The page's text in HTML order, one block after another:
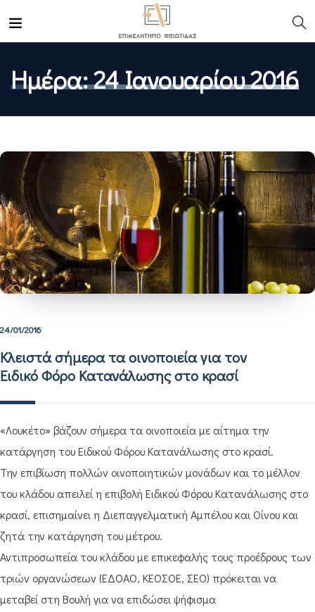
Ημέρα:24 Ιανουαρίου 2016
24/01/2016
Κλειστά σήμερα τα οινοποιεία για τον
Ειδικό Φόρο Κατανάλωσης στο κρασί
«Λουκέτο» βάζουν σήμερα τα οινοποιεία με αίτημα την
κατάργηση του Ειδικού Φόρου Κατανάλωσης στο κρασί.
Την επιβίωση πολλών οινοποιητικών μονάδων και το μέλλον
του κλάδου απειλεί η επιβολή Ειδικού Φόρου Κατανάλωσης στο
κρασί, επισημαίνει η Διεπαγγελματική Αμπέλου και Οίνου και
ζητά την κατάργηση του μέτρου.
Αντιπροσωπεία του κλάδου με επικεφαλής τους προέδρους των
τριών οργανώσεων (ΕΔΟΑΟ, ΚΕΟΣΟΕ, ΣΕΟ) πρόκειται να
μεταβεί στη Βουλή για να επιδώσει ψήφισμα